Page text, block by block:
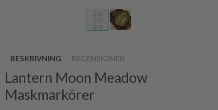
BESKRIVNING RECENSIONER
Lantern Moon Meadow
Maskmarkörer